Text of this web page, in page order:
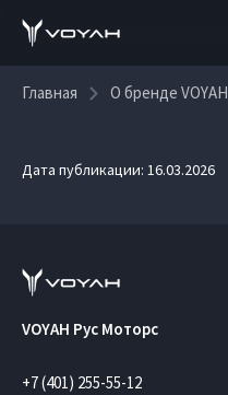
Главная О бренде VOYAH
Дата публикации: 16.03.2026
VOYAH Рус Моторс
+7 (401) 255-55-12